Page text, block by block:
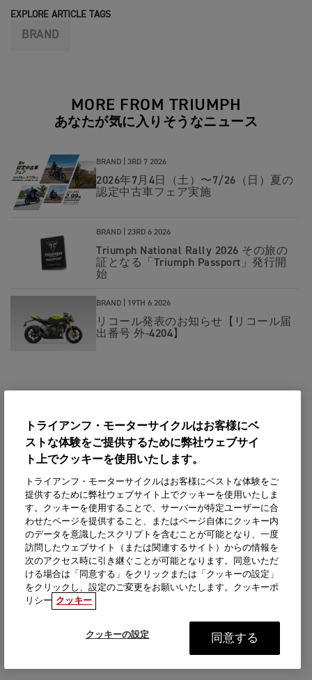
EXPLORE ARTICLE TAGS
BRAND
MORE FROM TRIUMPH
あなたが気に入りそうなニュース
BRAND | 3RD 7 2026
2026年7月4日（土）〜7/26（日）夏の
認定中古車フェア実施
BRAND | 23RD 6 2026
Triumph National Rally 2026 その旅の
証となる「Triumph Passport」発行開
始
BRAND | 19TH 6 2026
リコール発表のお知らせ【リコール届
出番号 外-4204】
トライアンフ・モーターサイクルはお客様にベ
ストな体験をご提供するために弊社ウェブサイ
ト上でクッキーを使用いたします。
トライアンフ・モーターサイクルはお客様にベストな体験をご
提供するために弊社ウェブサイト上でクッキーを使用いたしま
す。クッキーを使用することで、サーバーが特定ユーザーに合
わせたページを提供すること、またはページ自体にクッキー内
のデータを意識したスクリプトを含むことが可能となり、一度
訪問したウェブサイト（または関連するサイト）からの情報を
次のアクセス時に引き継ぐことが可能となります。同意いただ
ける場合は「同意する」をクリックまたは「クッキーの設定」
をクリックし、設定のご変更をお願いいたします。クッキーポ
リシー クッキー
クッキーの設定 同意する